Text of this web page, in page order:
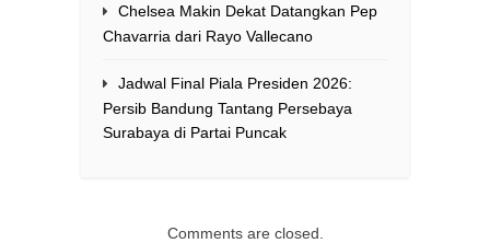
Chelsea Makin Dekat Datangkan Pep
Chavarria dari Rayo Vallecano
Jadwal Final Piala Presiden 2026:
Persib Bandung Tantang Persebaya
Surabaya di Partai Puncak
Comments are closed.